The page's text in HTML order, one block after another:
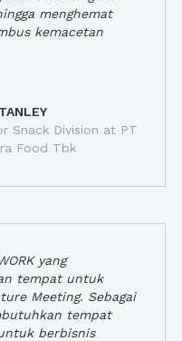
menghemat
kemacetan
Snack Division at PT
Food Tbk
yang
tempat untuk
Meeting. Sebagai
tempat
berbisnis